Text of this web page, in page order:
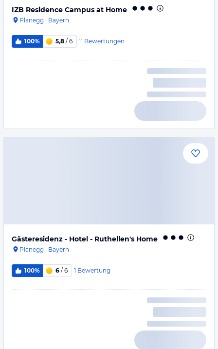
IZB Residence Campus at Home
Planegg · Bayern
100% 5,8 / 6 11 Bewertungen
Gästeresidenz - Hotel - Ruthellen's Home
Planegg · Bayern
100% 6 / 6 1 Bewertung